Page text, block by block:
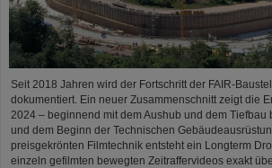
Seit 2018 Jahren wird der Fortschritt der FAIR-
dokumentiert. Ein neuer Zusammenschnitt zeigt die
2024 – beginnend mit dem Aushub und dem Tiefbau
und dem Beginn der Technischen
preisgekrönten Filmtechnik entsteht ein Longterm
einzeln gefilmten bewegten Zeitraffervideos exakt